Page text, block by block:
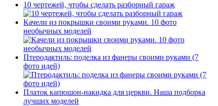
10 чертежей, чтобы сделать разборный гараж
Качели из покрышки своими руками. 10 фото
необычных моделей
Птеродактиль: поделка из фанеры своими руками (7
фото идей)
Платок капюшон-накидка для церкви. Наша подборка
лучших моделей